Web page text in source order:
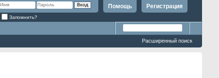
Регистрация
Помощь
Запомнить?
Расширенный поиск